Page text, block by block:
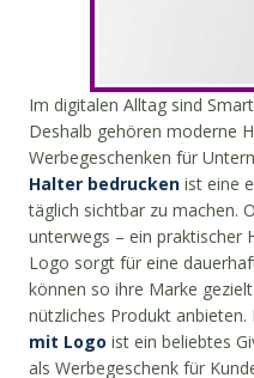
Im digitalen Alltag sind
Deshalb gehören moderne
Werbegeschenken für
Halter bedrucken ist eine
täglich sichtbar zu machen.
unterwegs – ein praktischer
Logo sorgt für eine
können so ihre Marke
nützliches Produkt anbieten.
mit Logo ist ein beliebtes
als Werbegeschenk für